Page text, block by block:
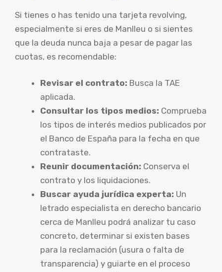
Si tienes o has tenido una tarjeta revolving,
especialmente si eres de Manlleu o si sientes
que la deuda nunca baja a pesar de pagar las
cuotas, es recomendable:
Revisar el contrato: Busca la TAE
aplicada.
Consultar los tipos medios: Comprueba
los tipos de interés medios publicados por
el Banco de España para la fecha en que
contrataste.
Reunir documentación: Conserva el
contrato y los liquidaciones.
Buscar ayuda jurídica experta: Un
letrado especialista en derecho bancario
cerca de Manlleu podrá analizar tu caso
concreto, determinar si existen bases
para la reclamación (usura o falta de
transparencia) y guiarte en el proceso